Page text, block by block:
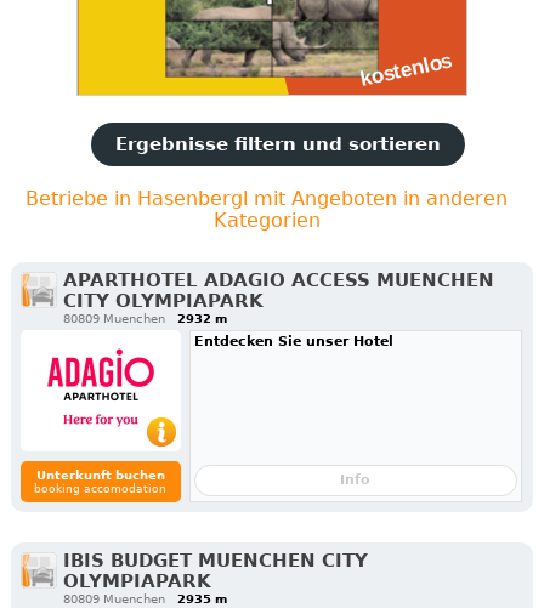
Ergebnisse filtern und sortieren
Betriebe in Hasenbergl mit Angeboten in anderen
Kategorien
APARTHOTEL ADAGIO ACCESS MUENCHEN
CITY OLYMPIAPARK
80809 Muenchen 2932 m
Unterkunft buchen
booking accomodation
Entdecken Sie unser Hotel
Info
IBIS BUDGET MUENCHEN CITY
OLYMPIAPARK
80809 Muenchen 2935 m